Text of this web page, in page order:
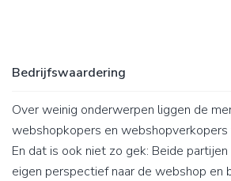
Bedrijfswaardering
Over weinig onderwerpen liggen de
webshopkopers en webshopverkopers
En dat is ook niet zo gek: Beide partijen
eigen perspectief naar de webshop en